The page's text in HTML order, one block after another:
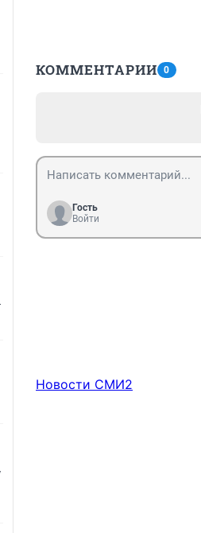
КОММЕНТАРИИ 0
Гость
Войти
Новости СМИ2